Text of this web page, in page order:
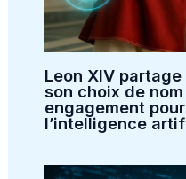
Leon XIV
son choix de
engagement
l’intelligence